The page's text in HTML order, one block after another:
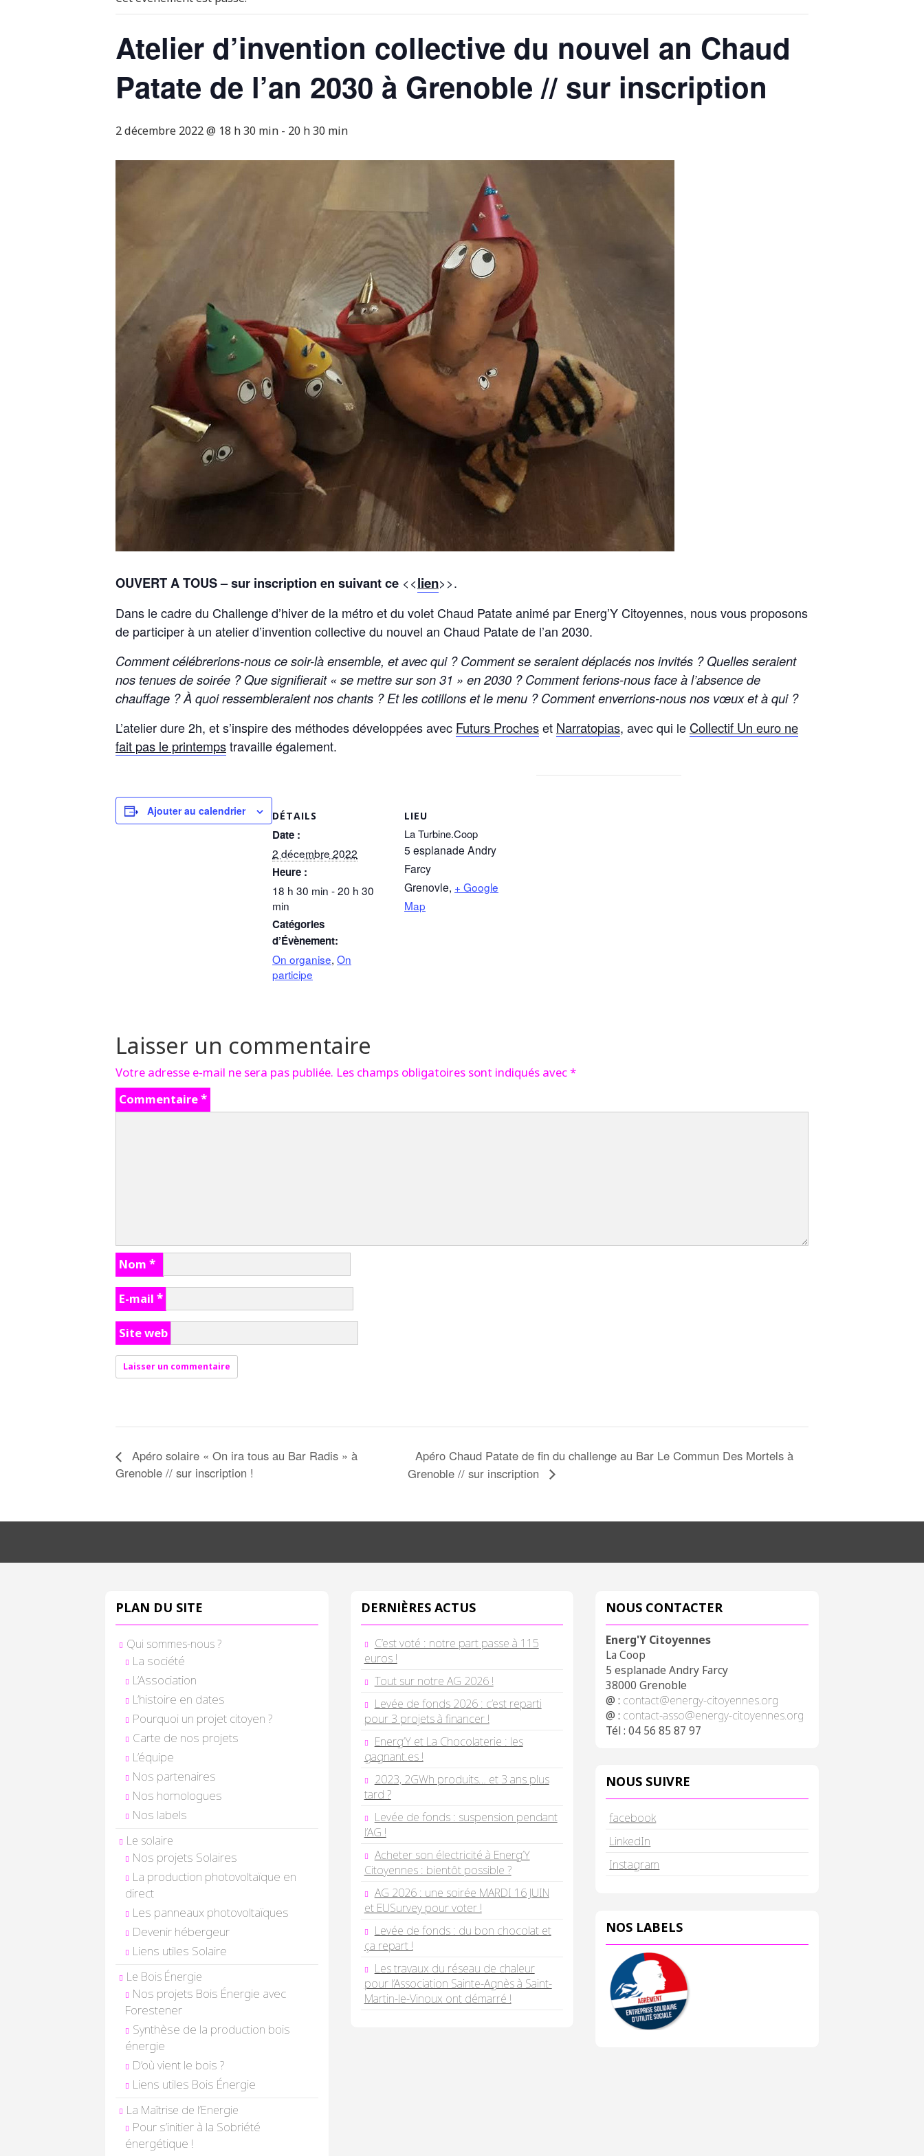
Atelier d’invention collective du nouvel an Chaud
Patate de l’an 2030 à Grenoble // sur inscription
2 décembre 2022 @ 18 h 30 min - 20 h 30 min
OUVERT A TOUS – sur inscription en suivant ce <<lien>>.
Dans le cadre du Challenge d’hiver de la métro et du volet Chaud Patate animé par Energ’Y Citoyennes, nous vous proposons
de participer à un atelier d’invention collective du nouvel an Chaud Patate de l’an 2030.
Comment célébrerions-nous ce soir-là ensemble, et avec qui ? Comment se seraient déplacés nos invités ? Quelles seraient
nos tenues de soirée ? Que signifierait « se mettre sur son 31 » en 2030 ? Comment ferions-nous face à l’absence de
chauffage ? À quoi ressembleraient nos chants ? Et les cotillons et le menu ? Comment enverrions-nous nos vœux et à qui ?
L’atelier dure 2h, et s’inspire des méthodes développées avec Futurs Procheset Narratopias, avec qui le Collectif Un euro ne
fait pas le printempstravaille également.
Ajouter au calendrier DÉTAILS
Date :
2 décembre 2022
Heure :
18 h 30 min - 20 h 30
min
Catégories
d’Évènement:
On organise, On
participe
LIEU
La Turbine.Coop
5 esplanade Andry
Farcy
Grenovle, + Google
Map
Laisser un commentaire
Votre adresse e-mail ne sera pas publiée. Les champs obligatoires sont indiqués avec*
Commentaire*
Nom *
E-mail *
Site web
Apéro solaire « On ira tous au Bar Radis » à
Grenoble // sur inscription !
Apéro Chaud Patate de fin du challenge au Bar Le Commun Des Mortels à
Grenoble // sur inscription
PLAN DU SITE
Qui sommes-nous ?
La société
L’Association
L’histoire en dates
Pourquoi un projet citoyen ?
Carte de nos projets
L’équipe
Nos partenaires
Nos homologues
Nos labels
Le solaire
Nos projets Solaires
La production photovoltaïque en
direct
Les panneaux photovoltaïques
Devenir hébergeur
Liens utiles Solaire
Le Bois Énergie
Nos projets Bois Énergie avec
Forestener
Synthèse de la production bois
énergie
D’où vient le bois ?
Liens utiles Bois Énergie
La Maîtrise de l’Energie
Pour s’initier à la Sobriété
énergétique !
DERNIÈRES ACTUS
C’est voté : notre part passe à 115
euros !
Tout sur notre AG 2026 !
Levée de fonds 2026 : c’est reparti
pour 3 projets à financer !
Energ’Y et La Chocolaterie : les
gagnant.es !
2023, 2GWh produits… et 3 ans plus
tard ?
Levée de fonds : suspension pendant
l’AG !
Acheter son électricité à Energ’Y
Citoyennes : bientôt possible ?
AG 2026 : une soirée MARDI 16 JUIN
et EUSurvey pour voter !
Levée de fonds : du bon chocolat et
ça repart !
Les travaux du réseau de chaleur
pour l’Association Sainte-Agnès à Saint-
Martin-le-Vinoux ont démarré !
NOUS CONTACTER
Energ'Y Citoyennes
La Coop
5 esplanade Andry Farcy
38000 Grenoble
@ : contact@energy-citoyennes.org
@ : contact-asso@energy-citoyennes.org
Tél : 04 56 85 87 97
NOUS SUIVRE
facebook
LinkedIn
Instagram
NOS LABELS